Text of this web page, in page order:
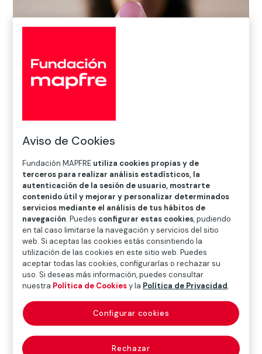
Inicio>Noticias>Salud>
Mama: prevenir es vivir
 Salud
El cáncer de mama es el tipo de cáncer más
frecuente entre las mujeres mexicanas. De
acuerdo con datos del INEGI, más de 8 mil mexicanas
presenta una incidencia del 17.9 % a nivel nacional. No
obstante, se trata de una enfermedad con elevadas
tasas de curación cuando se detecta a tiempo.
Aviso de Cookies
Fundación MAPFRE utiliza cookies propias y de
terceros para realizar análisis estadísticos, la
autenticación de la sesión de usuario, mostrarte
contenido útil y mejorar y personalizar determinados
servicios mediante el análisis de tus hábitos de
navegación. Puedes configurar estas cookies, pudiendo
en tal caso limitarse la navegación y servicios del sitio
web. Si aceptas las cookies estás consintiendo la
utilización de las cookies en este sitio web. Puedes
aceptar todas las cookies, configurarlas o rechazar su
uso. Si deseas más información, puedes consultar
nuestra Política de Cookiesy la Política de Privacidad.
Rechazar
Configurar cookies